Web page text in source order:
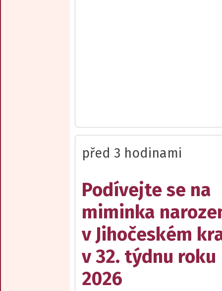
před 3 hodinami
Podívejte se na
miminka
v Jihočeském
v 32. týdnu roku
2026